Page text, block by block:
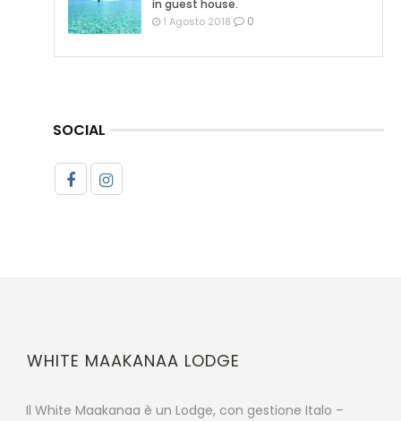
in guest house.
1 Agosto 2018 0
SOCIAL
WHITE MAAKANAA LODGE
Il White Maakanaa è un Lodge, con gestione Italo –